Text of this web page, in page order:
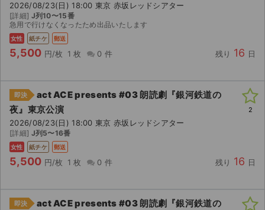
ライブ・コンサート（海外）
イベント
スポーツ
ご利用ガイド
ご利用ガイド
手数料・お支払い方法
2026/08/23(日) 18:00 東京 赤坂レッドシアター
[詳細] J列10〜15番
急用で行けなくなったため出品いたします
女性 紙チケ 郵送
5,500 円/枚 1 枚 0 件 残り 16 日
即決
act ACE presents #03 朗読劇『銀河鉄道の
夜』東京公演
2026/08/23(日) 18:00 東京 赤坂レッドシアター
[詳細] J列5〜16番
女性 紙チケ 郵送
5,500 円/枚 1 枚 0 件 残り 16 日
2
即決
act ACE presents #03 朗読劇『銀河鉄道の